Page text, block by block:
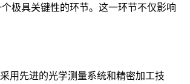
极具关键性的环节。这一环节不仅影响
用先进的光学测量系统和精密加工技